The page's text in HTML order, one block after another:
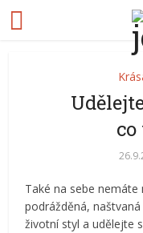
Také na sebe
podrážděná,
životní styl a udělejte